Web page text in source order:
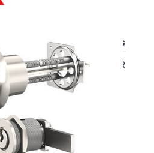
Einzelpreis
Gesamtpreis
124.91 EUR 124.91 EUR